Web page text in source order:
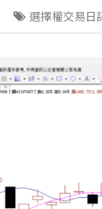
選擇權交易日